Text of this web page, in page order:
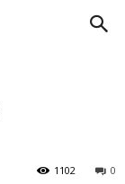
0
1102